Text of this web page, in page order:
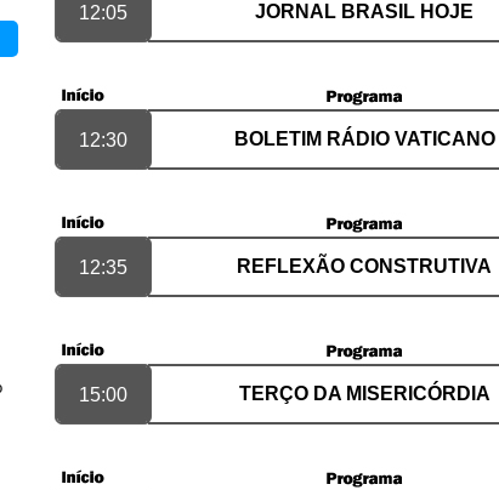
JORNAL BRASIL HOJE
12:05
BOLETIM RÁDIO VATICANO
12:30
REFLEXÃO CONSTRUTIVA
12:35
TERÇO DA MISERICÓRDIA
15:00